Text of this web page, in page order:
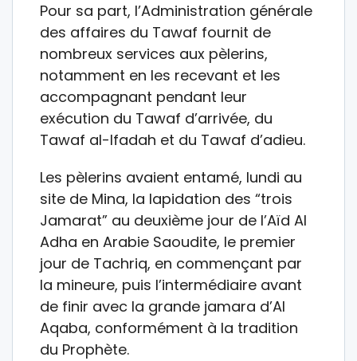
Pour sa part, l’Administration générale
des affaires du Tawaf fournit de
nombreux services aux pèlerins,
notamment en les recevant et les
accompagnant pendant leur
exécution du Tawaf d’arrivée, du
Tawaf al-Ifadah et du Tawaf d’adieu.
Les pèlerins avaient entamé, lundi au
site de Mina, la lapidation des “trois
Jamarat” au deuxième jour de l’Aïd Al
Adha en Arabie Saoudite, le premier
jour de Tachriq, en commençant par
la mineure, puis l’intermédiaire avant
de finir avec la grande jamara d’Al
Aqaba, conformément à la tradition
du Prophète.